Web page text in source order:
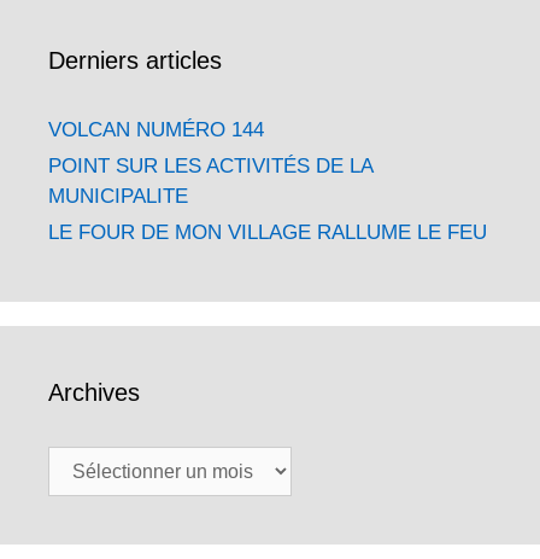
Derniers articles
VOLCAN NUMÉRO 144
POINT SUR LES ACTIVITÉS DE LA
MUNICIPALITE
LE FOUR DE MON VILLAGE RALLUME LE FEU
Archives
Archives